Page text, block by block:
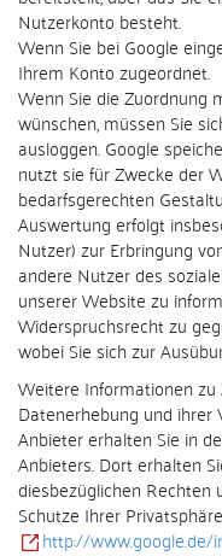
Nutzerkonto besteht.
Wenn Sie bei Google
Ihrem Konto zugeordnet.
Wenn Sie die Zuordnung
wünschen, müssen Sie
ausloggen. Google
nutzt sie für Zwecke der
bedarfsgerechten
Auswertung erfolgt
Nutzer) zur Erbringung
andere Nutzer des
unserer Website zu
Widerspruchsrecht zu
wobei Sie sich zur
Weitere Informationen
Datenerhebung und ihrer
Anbieter erhalten Sie in
Anbieters. Dort erhalten
diesbezüglichen Rechten
Schutze Ihrer
http://